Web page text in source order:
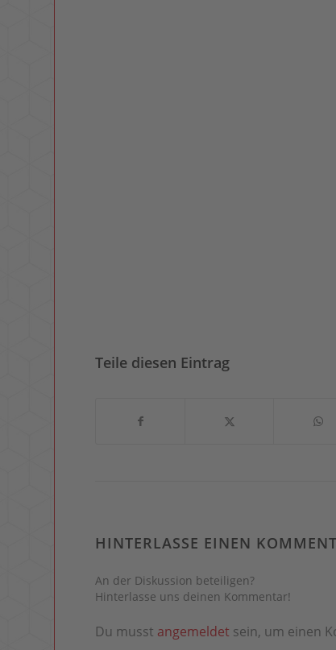
Teile diesen Eintrag
HINTERLASSE EINEN
An der Diskussion beteiligen?
Hinterlasse uns deinen Kommentar!
Du musst angemeldet sein, um einen